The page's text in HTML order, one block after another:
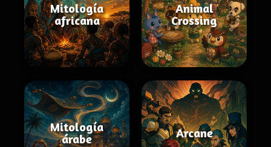
Mitología
africana
Animal
Crossing
Mitología
árabe
Arcane